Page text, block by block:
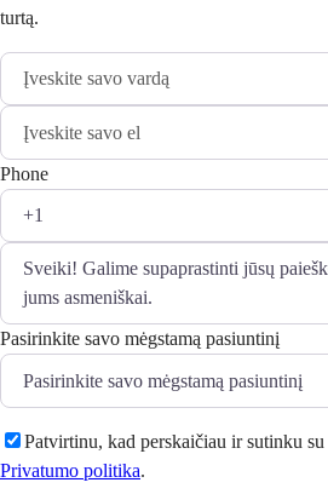
turtą.
Phone
Pasirinkite savo mėgstamą pasiuntinį
Patvirtinu, kad perskaičiau ir sutinku su
Privatumo politika.